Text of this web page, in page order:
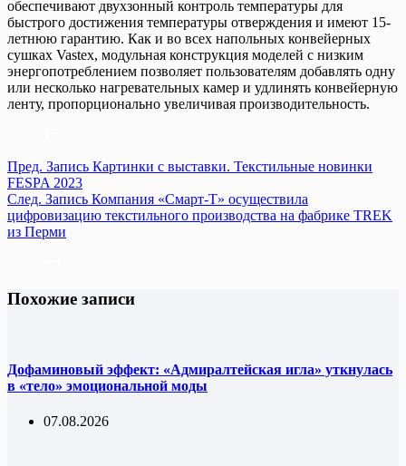
обеспечивают двухзонный контроль температуры для
быстрого достижения температуры отверждения и имеют 15-
летнюю гарантию. Как и во всех напольных конвейерных
сушках Vastex, модульная конструкция моделей с низким
энергопотреблением позволяет пользователям добавлять одну
или несколько нагревательных камер и удлинять конвейерную
ленту, пропорционально увеличивая производительность.
Пред. Запись Картинки с выставки. Текстильные новинки
FESPA 2023
След. Запись Компания «Смарт-Т» осуществила
цифровизацию текстильного производства на фабрике TREK
из Перми
Похожие записи
Дофаминовый эффект: «Адмиралтейская игла» уткнулась
в «тело» эмоциональной моды
07.08.2026